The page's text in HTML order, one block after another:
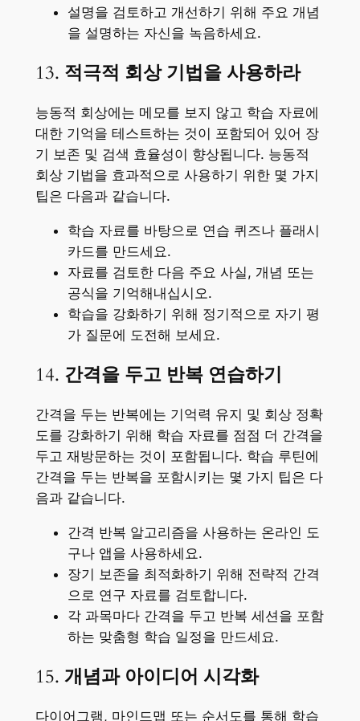
설명을 검토하고 개선하기 위해 주요 개념
을 설명하는 자신을 녹음하세요.
13. 적극적 회상 기법을 사용하라
능동적 회상에는 메모를 보지 않고 학습 자료에
대한 기억을 테스트하는 것이 포함되어 있어 장
기 보존 및 검색 효율성이 향상됩니다. 능동적
회상 기법을 효과적으로 사용하기 위한 몇 가지
팁은 다음과 같습니다.
학습 자료를 바탕으로 연습 퀴즈나 플래시
카드를 만드세요.
자료를 검토한 다음 주요 사실, 개념 또는
공식을 기억해내십시오.
학습을 강화하기 위해 정기적으로 자기 평
가 질문에 도전해 보세요.
14. 간격을 두고 반복 연습하기
간격을 두는 반복에는 기억력 유지 및 회상 정확
도를 강화하기 위해 학습 자료를 점점 더 간격을
두고 재방문하는 것이 포함됩니다. 학습 루틴에
간격을 두는 반복을 포함시키는 몇 가지 팁은 다
음과 같습니다.
간격 반복 알고리즘을 사용하는 온라인 도
구나 앱을 사용하세요.
장기 보존을 최적화하기 위해 전략적 간격
으로 연구 자료를 검토합니다.
각 과목마다 간격을 두고 반복 세션을 포함
하는 맞춤형 학습 일정을 만드세요.
15. 개념과 아이디어 시각화
다이어그램, 마인드맵 또는 순서도를 통해 학습